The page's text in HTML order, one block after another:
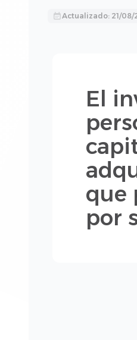
Actualizado: 21/08/
El
que
por